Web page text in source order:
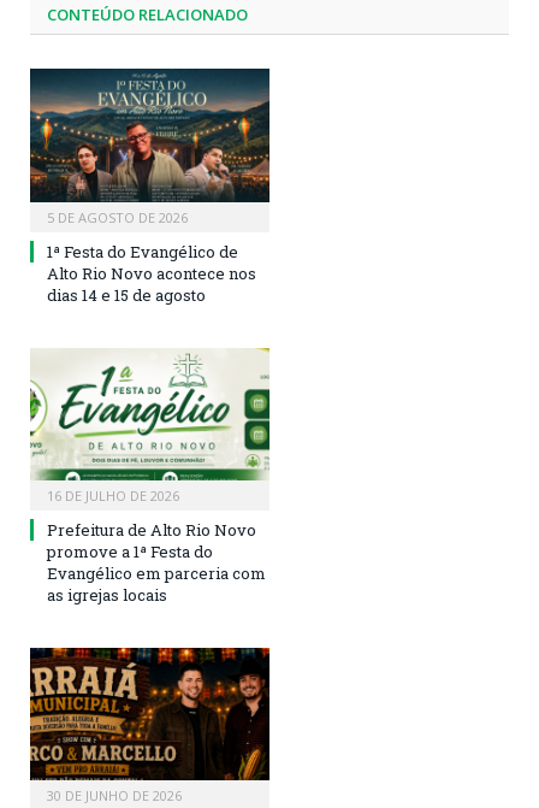
CONTEÚDO RELACIONADO
5 DE AGOSTO DE 2026
1ª Festa do Evangélico de
Alto Rio Novo acontece nos
dias 14 e 15 de agosto
16 DE JULHO DE 2026
Prefeitura de Alto Rio Novo
promove a 1ª Festa do
Evangélico em parceria com
as igrejas locais
30 DE JUNHO DE 2026